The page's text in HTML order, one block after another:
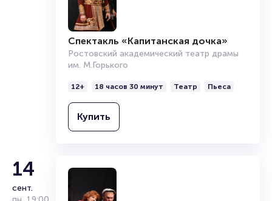
Организаторам
Спектакль «Капитанская дочка»
Ростовский академический театр драмы
им. М.Горького
12+ 18 часов 30 минут Театр Пьеса
Купить
14
сент.